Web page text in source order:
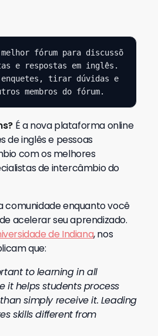
fórum para discussõ
e respostas em inglês.
tirar dúvidas e
membros do fórum.
É a nova plataforma online
de inglês e pessoas
com os melhores
de intercâmbio do
comunidade enquanto você
acelerar seu aprendizado.
de Indiana, nos
que:
to learning in all
it helps students process
simply receive it. Leading
skills different from